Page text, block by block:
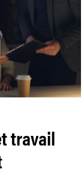
travail